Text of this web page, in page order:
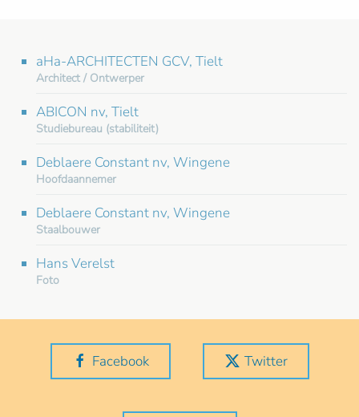
aHa-ARCHITECTEN GCV, Tielt
Architect / Ontwerper
ABICON nv, Tielt
Studiebureau (stabiliteit)
Deblaere Constant nv, Wingene
Hoofdaannemer
Deblaere Constant nv, Wingene
Staalbouwer
Hans Verelst
Foto
Facebook Twitter